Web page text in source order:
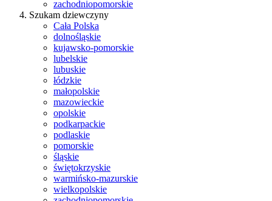
zachodniopomorskie
Szukam dziewczyny
Cała Polska
dolnośląskie
kujawsko-pomorskie
lubelskie
lubuskie
łódzkie
małopolskie
mazowieckie
opolskie
podkarpackie
podlaskie
pomorskie
śląskie
świętokrzyskie
warmińsko-mazurskie
wielkopolskie